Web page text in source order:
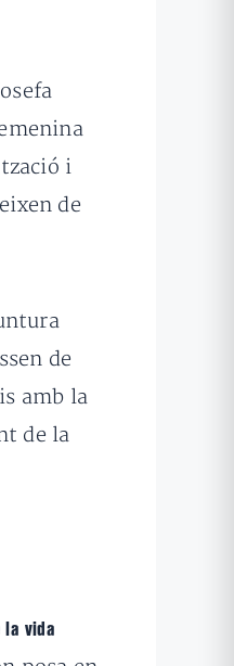
i
de
de
amb la
de la
la vida